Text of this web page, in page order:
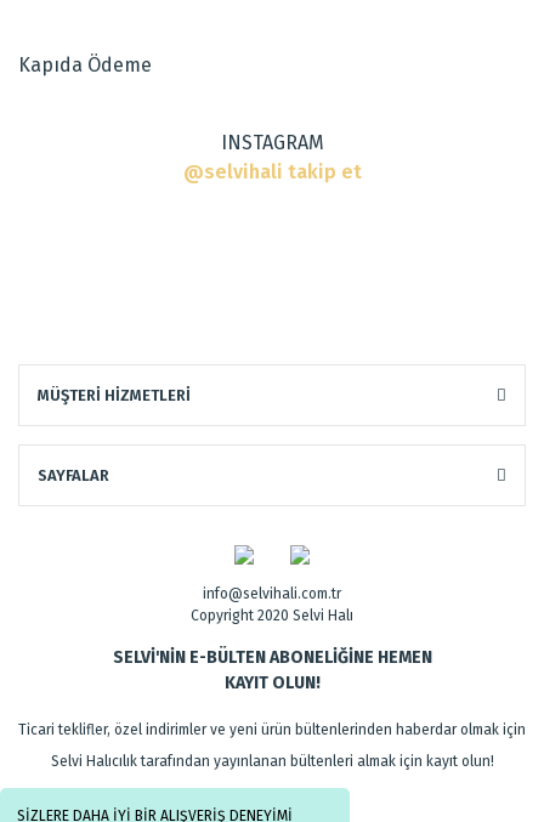
SİZLERE DAHA İYİ BİR ALIŞVERİŞ DENEYİMİ
Kapıda Ödeme
INSTAGRAM
@selvihali takip et
MÜŞTERİ HİZMETLERİ
SAYFALAR
info@selvihali.com.tr
Copyright 2020 Selvi Halı
SELVİ'NİN E-BÜLTEN ABONELİĞİNE HEMEN
KAYIT OLUN!
Ticari teklifler, özel indirimler ve yeni ürün bültenlerinden haberdar olmak için
Selvi Halıcılık tarafından yayınlanan bültenleri almak için kayıt olun!